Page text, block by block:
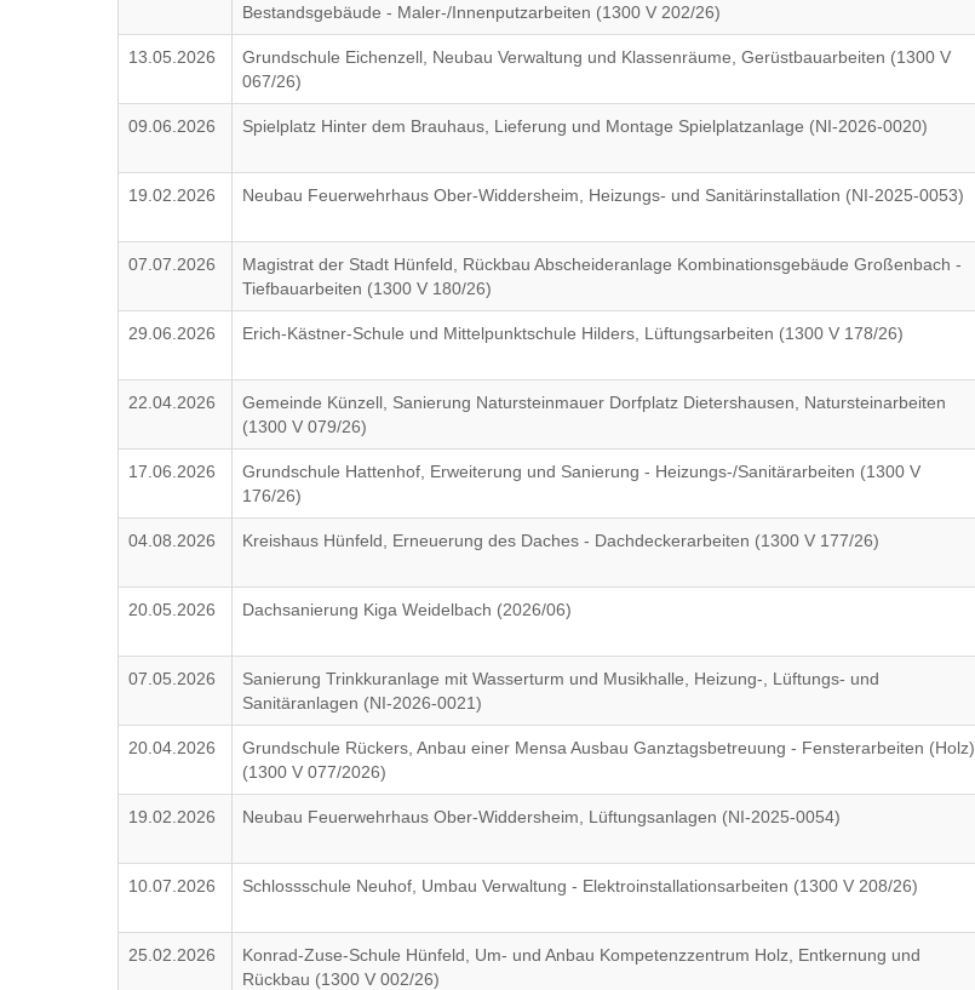
Bestandsgebäude - Maler-/Innenputzarbeiten (1300 V 202/26)
13.05.2026
Grundschule Eichenzell, Neubau Verwaltung und Klassenräume, Gerüstbauarbeiten (1300 V
067/26)
09.06.2026 Spielplatz Hinter dem Brauhaus, Lieferung und Montage Spielplatzanlage (NI-2026-0020)
19.02.2026 Neubau Feuerwehrhaus Ober-Widdersheim, Heizungs- und Sanitärinstallation (NI-2025-0053)
07.07.2026
Magistrat der Stadt Hünfeld, Rückbau Abscheideranlage Kombinationsgebäude Großenbach -
Tiefbauarbeiten (1300 V 180/26)
29.06.2026 Erich-Kästner-Schule und Mittelpunktschule Hilders, Lüftungsarbeiten (1300 V 178/26)
22.04.2026
Gemeinde Künzell, Sanierung Natursteinmauer Dorfplatz Dietershausen, Natursteinarbeiten
(1300 V 079/26)
17.06.2026
Grundschule Hattenhof, Erweiterung und Sanierung - Heizungs-/Sanitärarbeiten (1300 V
176/26)
04.08.2026 Kreishaus Hünfeld, Erneuerung des Daches - Dachdeckerarbeiten (1300 V 177/26)
20.05.2026 Dachsanierung Kiga Weidelbach (2026/06)
07.05.2026
Sanierung Trinkkuranlage mit Wasserturm und Musikhalle, Heizung-, Lüftungs- und
Sanitäranlagen (NI-2026-0021)
20.04.2026
Grundschule Rückers, Anbau einer Mensa Ausbau Ganztagsbetreuung - Fensterarbeiten (Holz)
(1300 V 077/2026)
19.02.2026 Neubau Feuerwehrhaus Ober-Widdersheim, Lüftungsanlagen (NI-2025-0054)
10.07.2026 Schlossschule Neuhof, Umbau Verwaltung - Elektroinstallationsarbeiten (1300 V 208/26)
25.02.2026
Konrad-Zuse-Schule Hünfeld, Um- und Anbau Kompetenzzentrum Holz, Entkernung und
Rückbau (1300 V 002/26)